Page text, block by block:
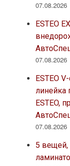
07.08.2026
ESTEO
07.08.2026
ESTEO
линейка
ESTEO,
07.08.2026
5 вещей,